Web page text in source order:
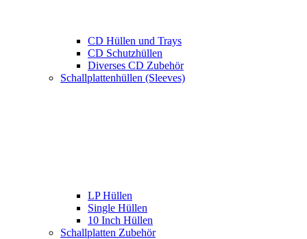
CD Hüllen und Trays
CD Schutzhüllen
Diverses CD Zubehör
Schallplattenhüllen (Sleeves)
LP Hüllen
Single Hüllen
10 Inch Hüllen
Schallplatten Zubehör